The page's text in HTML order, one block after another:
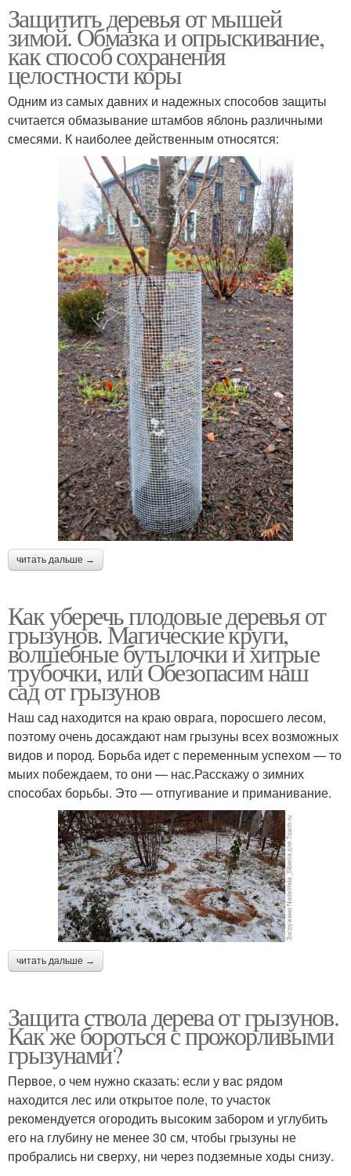
Защитить деревья от мышей
зимой. Обмазка и опрыскивание,
как способ сохранения
целостности коры
Одним из самых давних и надежных способов защиты
считается обмазывание штамбов яблонь различными
смесями. К наиболее действенным относятся:
читать дальше →
Как уберечь плодовые деревья от
грызунов. Магические круги,
волшебные бутылочки и хитрые
трубочки, или Обезопасим наш
сад от грызунов
Наш сад находится на краю оврага, поросшего лесом,
поэтому очень досаждают нам грызуны всех возможных
видов и пород. Борьба идет с переменным успехом — то
мыих побеждаем, то они — нас.Расскажу о зимних
способах борьбы. Это — отпугивание и приманивание.
читать дальше →
Защита ствола дерева от грызунов.
Как же бороться с прожорливыми
грызунами?
Первое, о чем нужно сказать: если у вас рядом
находится лес или открытое поле, то участок
рекомендуется огородить высоким забором и углубить
его на глубину не менее 30 см, чтобы грызуны не
пробрались ни сверху, ни через подземные ходы снизу.